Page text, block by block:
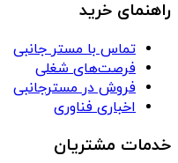
راهنمای خرید
تماس با مستر جانبی
فرصت‌های شغلی
فروش در مسترجانبی
اخباری فناوری
خدمات مشتریان